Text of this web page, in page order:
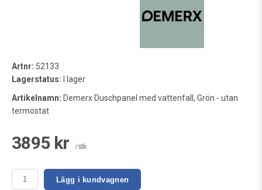
Artnr: 52133
Lagerstatus: I lager
Artikelnamn: Demerx Duschpanel med vattenfall, Grön - utan
termostat
3895 kr /stk
Lägg i kundvagnen